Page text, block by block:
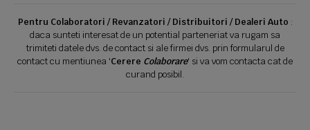
Pentru Colaboratori / Revanzatori / Distribuitori / Dealeri Auto :
daca sunteti interesat de un potential parteneriat va rugam sa
trimiteti datele dvs. de contact si ale firmei dvs. prin formularul de
contact cu mentiunea 'Cerere Colaborare' si va vom contacta cat de
curand posibil.